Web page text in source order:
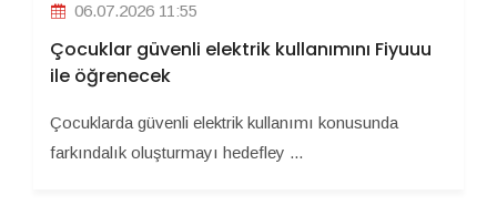
06.07.2026 11:55
Çocuklar güvenli elektrik kullanımını Fiyuuu
ile öğrenecek
Çocuklarda güvenli elektrik kullanımı konusunda
farkındalık oluşturmayı hedefley ...